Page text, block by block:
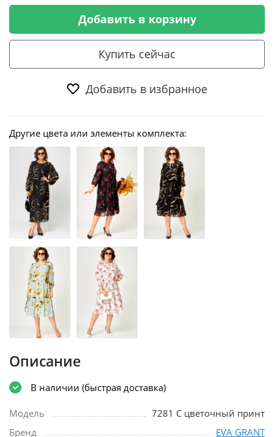
Добавить в корзину
Купить сейчас
Добавить в избранное
Другие цвета или элементы комплекта:
Описание
В наличии (быстрая доставка)
Модель
7281 С цветочный принт
Бренд
EVA GRANT